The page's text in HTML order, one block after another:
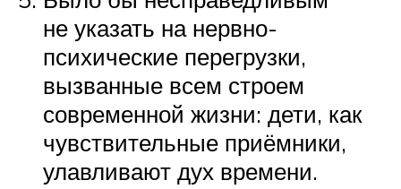
не указать на нервно-
психические перегрузки,
вызванные всем строем
современной жизни: дети, как
чувствительные приёмники,
улавливают дух времени.